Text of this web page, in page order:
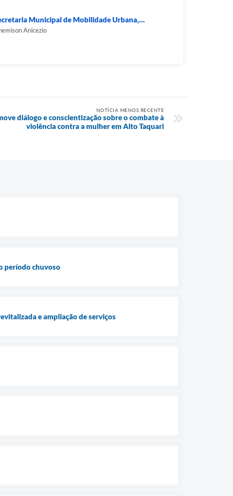
Municipal de Mobilidade Urbana,...
Anicezio
NOTÍCIA MENOS RECENTE
diálogo e conscientização sobre o combate à
violência contra a mulher em Alto Taquari
período chuvoso
e ampliação de serviços